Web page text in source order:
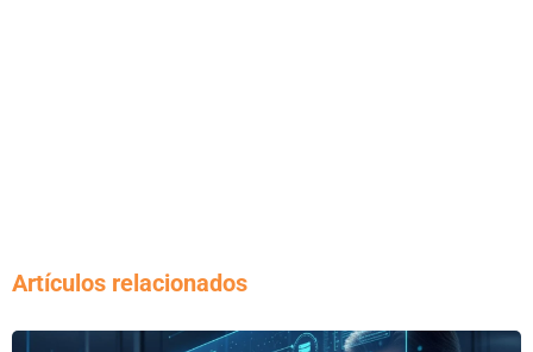
Artículos relacionados